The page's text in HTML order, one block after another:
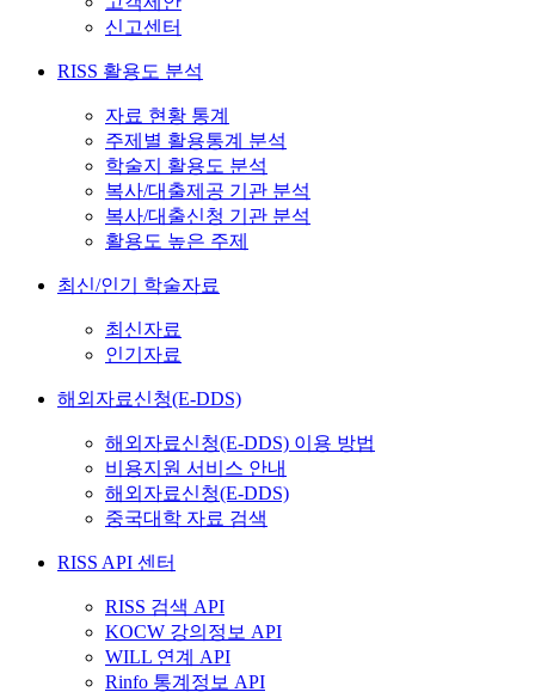
신고센터
RISS 활용도 분석
자료 현황 통계
주제별 활용통계 분석
학술지 활용도 분석
복사/대출제공 기관 분석
복사/대출신청 기관 분석
활용도 높은 주제
최신/인기 학술자료
최신자료
인기자료
해외자료신청(E-DDS)
해외자료신청(E-DDS) 이용 방법
비용지원 서비스 안내
해외자료신청(E-DDS)
중국대학 자료 검색
RISS API 센터
RISS 검색 API
KOCW 강의정보 API
WILL 연계 API
Rinfo 통계정보 API